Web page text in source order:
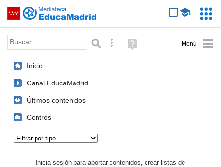
Saltar navegación
Palabra o frase: Búsqueda avanzada
Ayuda
(en
Inicio
Canal EducaMadrid
Últimos contenidos
Centros
Inicia sesión para aportar contenidos, crear listas de